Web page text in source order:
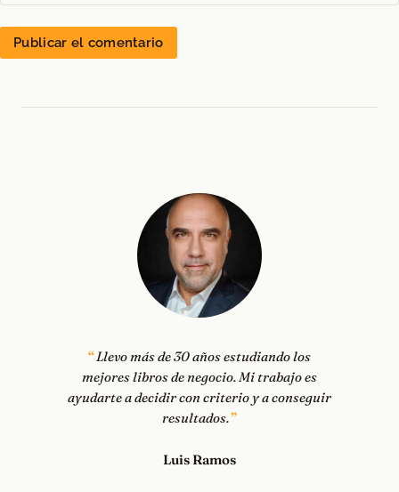
Llevo más de 30 años estudiando los
mejores libros de negocio. Mi trabajo es
ayudarte a decidir con criterio y a conseguir
resultados.
Luis Ramos